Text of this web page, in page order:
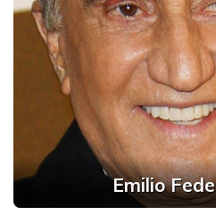
Emilio Fede